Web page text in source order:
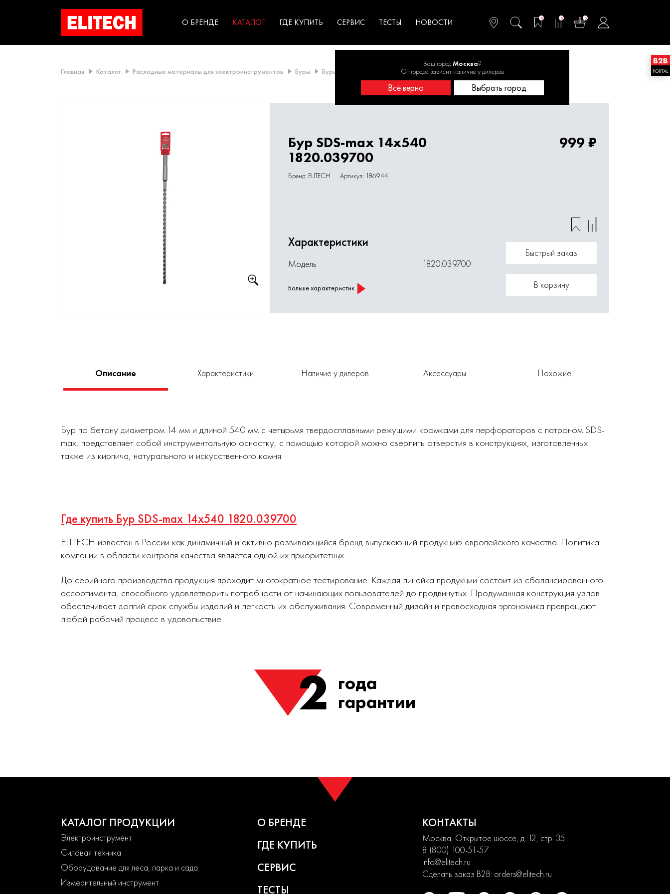
О БРЕНДЕ КАТАЛОГ садоводства
ГДЕ КУПИТЬ СЕРВИС ТЕСТЫ НОВОСТИ 0 0 0
Ваш городМосква?
От города зависит наличие у дилеров
Всё верно Выбрать город
Главная Каталог Расходные материалы для электроинструментов Буры Буры SDS-MAX Буры 14 - 15 мм Бур SDS-max 14х540 1820.039700
Бур SDS-max 14х540
1820.039700
Бренд: ELITECH Артикул: 186944
999 ₽
Характеристики
Модель 1820.039700
Больше характеристик
Быстрый заказ
В корзину
Описание Характеристики Наличие у дилеров Аксессуары Похожие
Бур по бетону диаметром 14 мм и длиной 540 мм с четырьмя твердосплавными режущими кромками для перфораторов с патроном SDS-
max, представляет собой инструментальную оснастку, с помощью которой можно сверлить отверстия в конструкциях, изготовленных
также из кирпича, натурального и искусственного камня.
Где купить Бур SDS-max 14х540 1820.039700
ELITECH известен в России как динамичный и активно развивающийся бренд выпускающий продукцию европейского качества. Политика
компании в области контроля качества является одной их приоритетных.
До серийного производства продукция проходит многократное тестирование. Каждая линейка продукции состоит из сбалансированного
ассортимента, способного удовлетворить потребности от начинающих пользователей до продвинутых. Продуманная конструкция узлов
обеспечивает долгий срок службы изделий и легкость их обслуживания. Современный дизайн и превосходная эргономика превращают
любой рабочий процесс в удовольствие.
2 года
гарантии
КАТАЛОГ ПРОДУКЦИИ
Электроинструмент
Силовая техника
Оборудование для леса, парка и сада
Измерительный инструмент
О БРЕНДЕ
ГДЕ КУПИТЬ
СЕРВИС
ТЕСТЫ
КОНТАКТЫ
Москва, Открытое шоссе, д. 12, стр. 35
8 (800) 100-51-57
info@elitech.ru
Сделать заказ B2B: orders@elitech.ru